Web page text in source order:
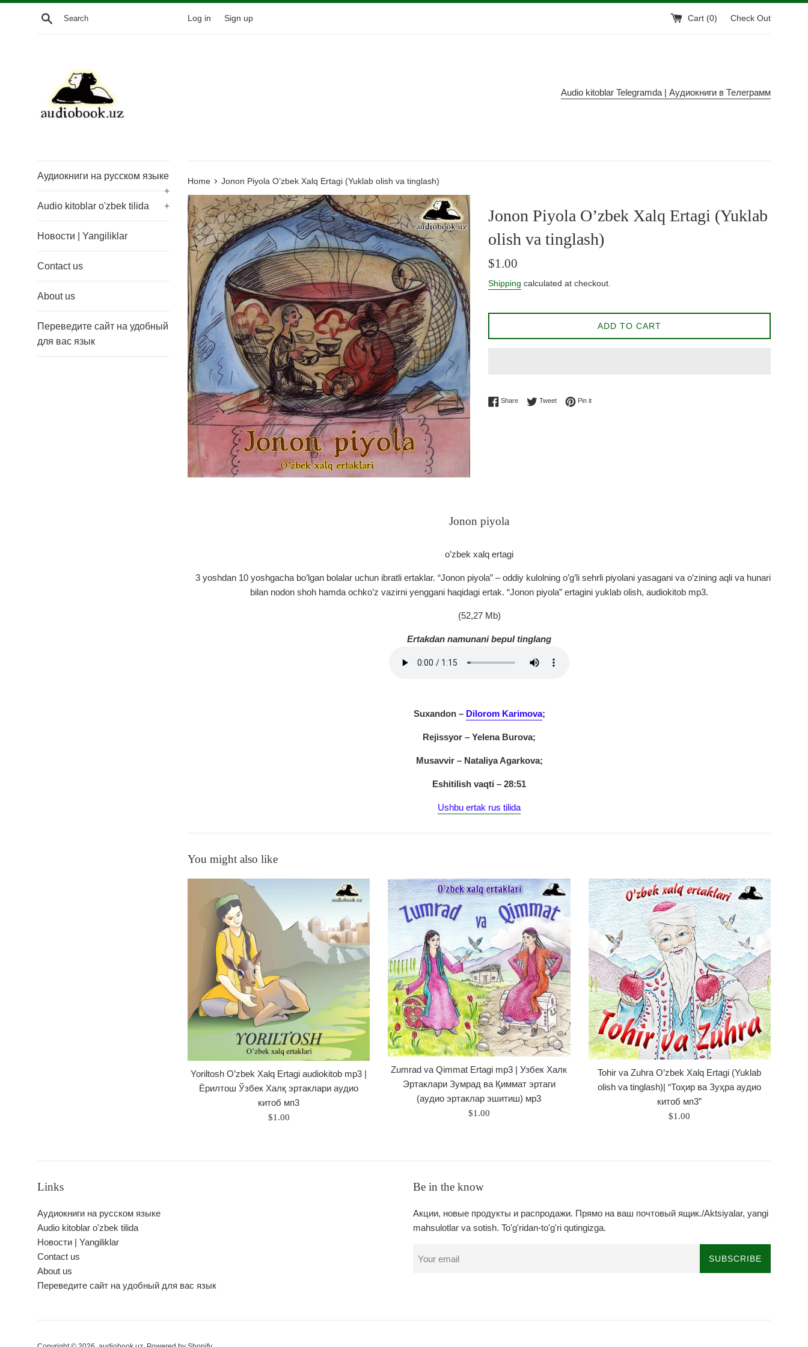
Skip
Search Log in Sign up Cart (0) Check Out
Audio kitoblar Telegramda | Аудиокниги в Телеграмм
Аудиокниги на русском языке
+
Audio kitoblar o'zbek tilida
+
Новости | Yangiliklar
Contact us
About us
Переведите сайт на удобный
для вас язык
Home › Jonon Piyola O’zbek Xalq Ertagi (Yuklab olish va tinglash)
Jonon Piyola O’zbek Xalq Ertagi (Yuklab
olish va tinglash)
Regular
$1.00
Shipping calculated at checkout.
ADD TO CART
ShareShare on Facebook
TweetTweet on Twitter
Pin itPin on Pinterest
Jonon piyola
o’zbek xalq ertagi
3 yoshdan 10 yoshgacha bo’lgan bolalar uchun ibratli ertaklar. “Jonon piyola” – oddiy kulolning o’g’li sehrli piyolani yasagani va o’zining aqli va hunari
bilan nodon shoh hamda ochko’z vazirni yenggani haqidagi ertak. “Jonon piyola” ertagini yuklab olish, audiokitob mp3.
(52,27 Mb)
Ertakdan namunani bepul tinglang
Suxandon – Dilorom Karimova;
Rejissyor – Yelena Burova;
Musavvir – Nataliya Agarkova;
Eshitilish vaqti – 28:51
Ushbu ertak rus tilida
You might also like
Yoriltosh O’zbek Xalq Ertagi audiokitob mp3 |
Ёрилтош Ўзбек Халқ эртаклари аудио
китоб мп3
Regular
$1.00
Zumrad va Qimmat Ertagi mp3 | Узбек Халк
Эртаклари Зумрад ва Қиммат эртаги
(аудио эртаклар эшитиш) мр3
Regular
$1.00
Tohir va Zuhra O’zbek Xalq Ertagi (Yuklab
olish va tinglash)| “Тоҳир ва Зуҳра аудио
китоб мп3”
Regular
$1.00
Links
Аудиокниги на русском языке
Audio kitoblar o'zbek tilida
Новости | Yangiliklar
Contact us
About us
Переведите сайт на удобный для вас язык
Be in the know
Акции, новые продукты и распродажи. Прямо на ваш почтовый ящик./Aktsiyalar, yangi
mahsulotlar va sotish. To'g'ridan-to'g'ri qutingizga.
SUBSCRIBE